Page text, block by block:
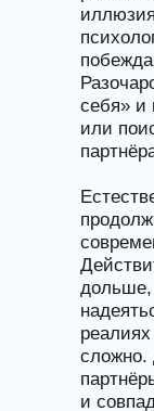
себя» и
или
дольше,
сложно.
и